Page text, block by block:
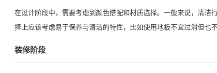
在设计阶段中，需要考虑到颜色搭配和材质选择。一般来说，清
择上应该考虑易于保养与清洁的特性，比如使用地板不宜过滑但也
装修阶段